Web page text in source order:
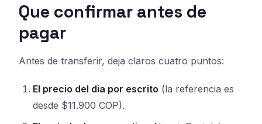
Que confirmar antes de
pagar
Antes de transferir, deja claros cuatro puntos:
El precio del dia por escrito (la referencia es
desde $11.900 COP).